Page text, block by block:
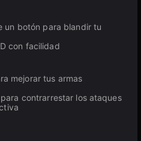
un botón para blandir tu
con facilidad
mejorar tus armas
contrarrestar los ataques